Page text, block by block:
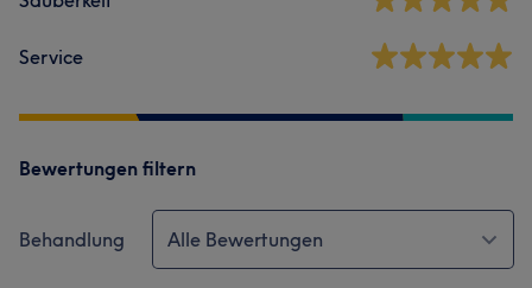
Service
Bewertungen filtern
Behandlung Alle Bewertungen